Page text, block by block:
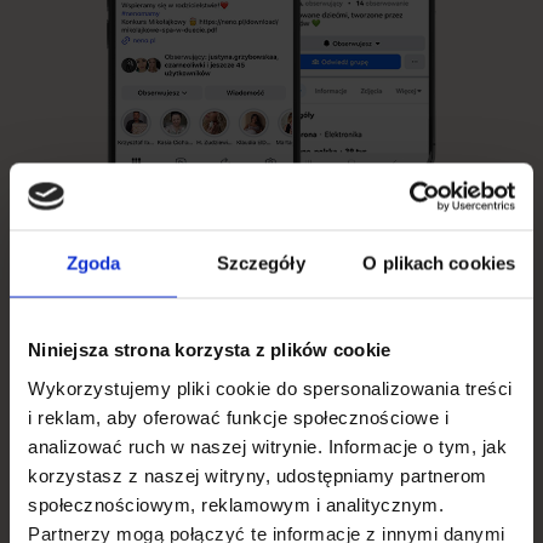
Zgoda Szczegóły O plikach cookies
Niniejsza strona korzysta z plików cookie
Wykorzystujemy pliki cookie do spersonalizowania treści
i reklam, aby oferować funkcje społecznościowe i
analizować ruch w naszej witrynie. Informacje o tym, jak
korzystasz z naszej witryny, udostępniamy partnerom
społecznościowym, reklamowym i analitycznym.
Partnerzy mogą połączyć te informacje z innymi danymi
Obserwuj Neno w
social mediach
Zaobserwuj nasze kanały na social mediach i bądź na
bieżąco z promocjami i nowościami w ofercie: